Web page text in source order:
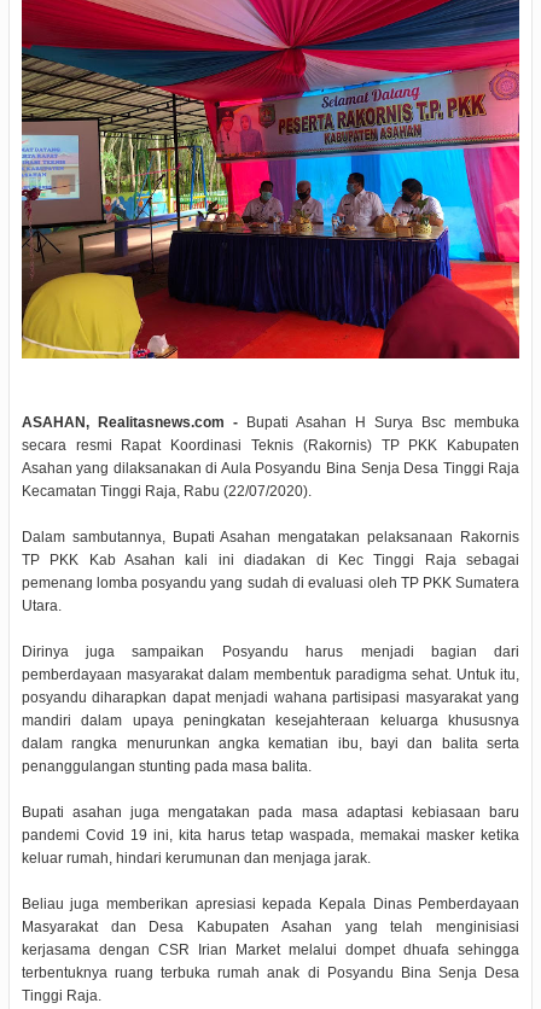
ASAHAN, Realitasnews.com -Bupati Asahan H Surya Bsc membuka
secara resmi Rapat Koordinasi Teknis (Rakornis) TP PKK Kabupaten
Asahan yang dilaksanakan di Aula Posyandu Bina Senja Desa Tinggi Raja
Kecamatan Tinggi Raja, Rabu (22/07/2020).
Dalam sambutannya, Bupati Asahan mengatakan pelaksanaan Rakornis
TP PKK Kab Asahan kali ini diadakan di Kec Tinggi Raja sebagai
pemenang lomba posyandu yang sudah di evaluasi oleh TP PKK Sumatera
Utara.
Dirinya juga sampaikan Posyandu harus menjadi bagian dari
pemberdayaan masyarakat dalam membentuk paradigma sehat. Untuk itu,
posyandu diharapkan dapat menjadi wahana partisipasi masyarakat yang
mandiri dalam upaya peningkatan kesejahteraan keluarga khususnya
dalam rangka menurunkan angka kematian ibu, bayi dan balita serta
penanggulangan stunting pada masa balita.
Bupati asahan juga mengatakan pada masa adaptasi kebiasaan baru
pandemi Covid 19 ini, kita harus tetap waspada, memakai masker ketika
keluar rumah, hindari kerumunan dan menjaga jarak.
Beliau juga memberikan apresiasi kepada Kepala Dinas Pemberdayaan
Masyarakat dan Desa Kabupaten Asahan yang telah menginisiasi
kerjasama dengan CSR Irian Market melalui dompet dhuafa sehingga
terbentuknya ruang terbuka rumah anak di Posyandu Bina Senja Desa
Tinggi Raja.